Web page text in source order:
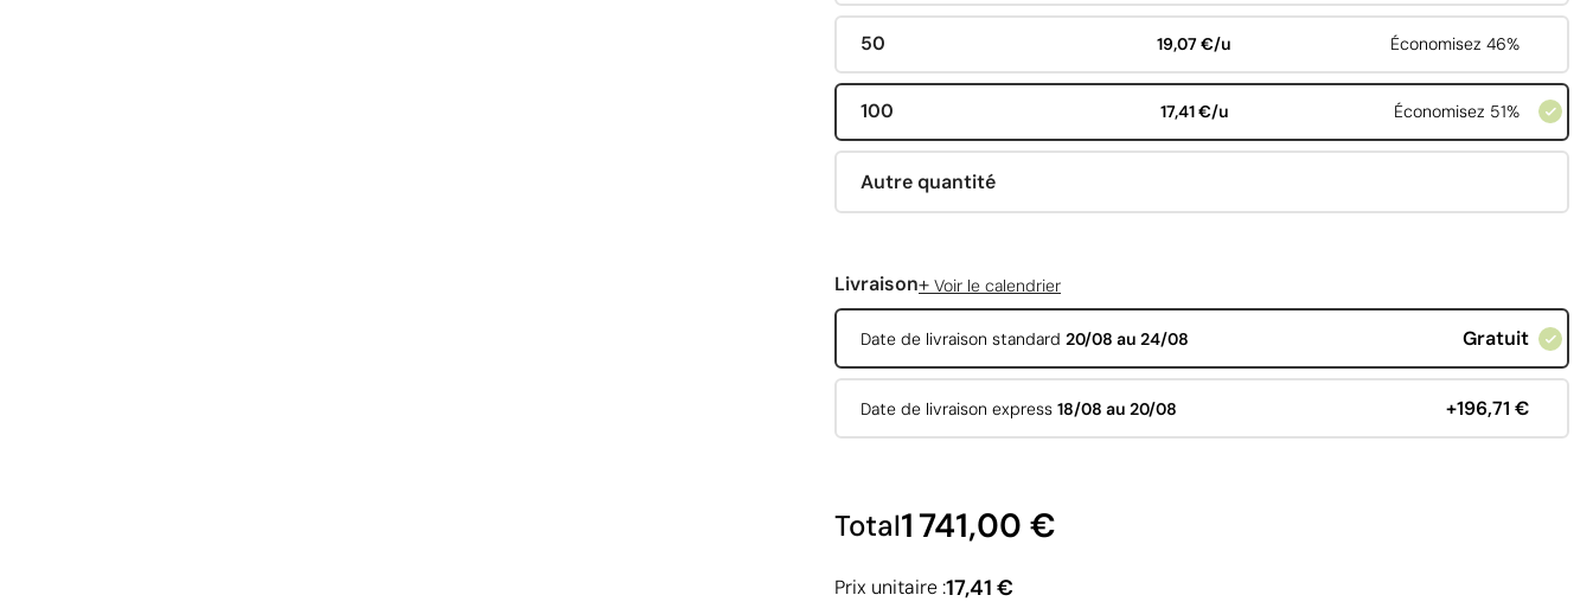
50 19,07 €/u Économisez 46%
100 17,41 €/u Économisez 51%
Autre quantité
Livraison+ Voir le calendrier
Date de livraison standard 20/08 au 24/08 Gratuit
Date de livraison express 18/08 au 20/08 +196,71 €
Total1 741,00 €
Prix unitaire :17,41 €